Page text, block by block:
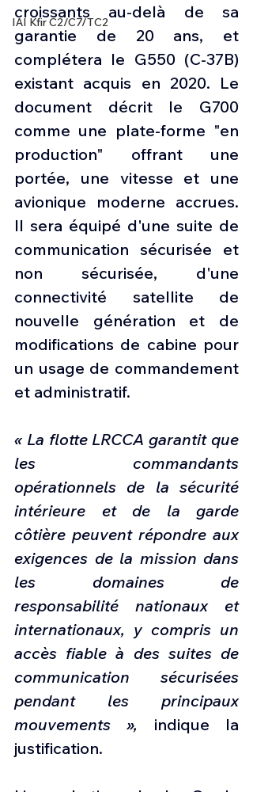
IAI Kfir C2/C7/TC2
croissants au-delà de sa
garantie de 20 ans, et
complétera le G550 (C-37B)
existant acquis en 2020. Le
document décrit le G700
comme une plate-forme "en
production" offrant une
portée, une vitesse et une
avionique moderne accrues.
Il sera équipé d'une suite de
communication sécurisée et
non sécurisée, d'une
connectivité satellite de
nouvelle génération et de
modifications de cabine pour
un usage de commandement
et administratif.
« La flotte LRCCA garantit que
les commandants
opérationnels de la sécurité
intérieure et de la garde
côtière peuvent répondre aux
exigences de la mission dans
les domaines de
responsabilité nationaux et
internationaux, y compris un
accès fiable à des suites de
communication sécurisées
pendant les principaux
mouvements », indique la
justification.